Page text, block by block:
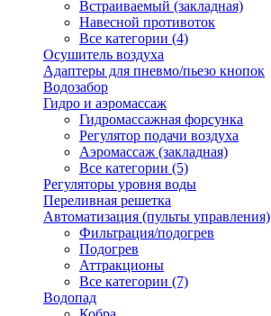
Встраиваемый (закладная)
Навесной противоток
Все категории (4)
Осушитель воздуха
Адаптеры для пневмо/пьезо кнопок
Водозабор
Гидро и аэромассаж
Гидромассажная форсунка
Регулятор подачи воздуха
Аэромассаж (закладная)
Все категории (5)
Регуляторы уровня воды
Переливная решетка
Автоматизация (пульты управления)
Фильтрация/подогрев
Подогрев
Аттракционы
Все категории (7)
Водопад